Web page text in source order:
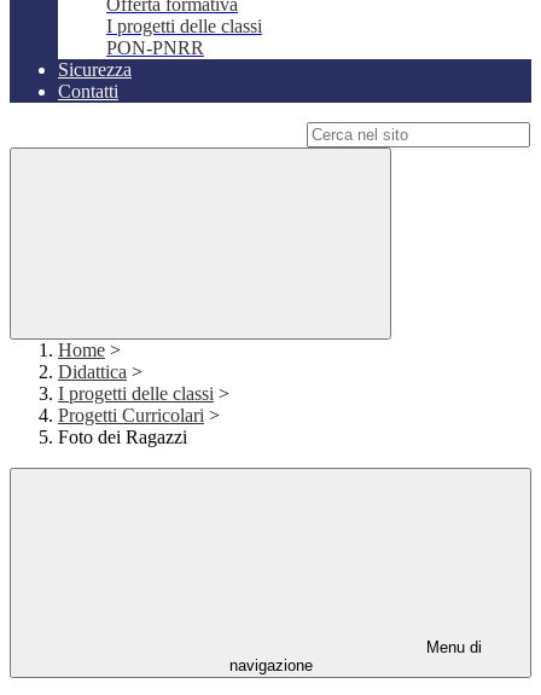
Offerta formativa
I progetti delle classi
PON-PNRR
Sicurezza
Contatti
Home >
Didattica >
I progetti delle classi >
Progetti Curricolari >
Foto dei Ragazzi
Menu di
navigazione